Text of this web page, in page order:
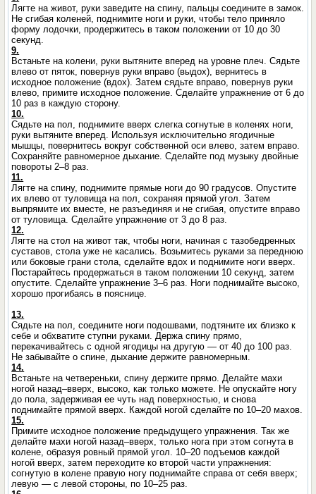
Лягте на живот, руки заведите на спину, пальцы соедините в замок.
Не сгибая коленей, поднимите ноги и руки, чтобы тело приняло
форму лодочки, продержитесь в таком положении от 10 до 30
секунд.
9.
Встаньте на колени, руки вытяните вперед на уровне плеч. Сядьте
влево от пяток, повернув руки вправо (выдох), вернитесь в
исходное положение (вдох). Затем сядьте вправо, повернув руки
влево, примите исходное положение. Сделайте упражнение от 6 до
10 раз в каждую сторону.
10.
Сядьте на пол, поднимите вверх слегка согнутые в коленях ноги,
руки вытяните вперед. Используя исключительно ягодичные
мышцы, повернитесь вокруг собственной оси влево, затем вправо.
Сохраняйте равномерное дыхание. Сделайте под музыку двойные
повороты 2–8 раз.
11.
Лягте на спину, поднимите прямые ноги до 90 градусов. Опустите
их влево от туловища на пол, сохраняя прямой угол. Затем
выпрямите их вместе, не разъединяя и не сгибая, опустите вправо
от туловища. Сделайте упражнение от 3 до 8 раз.
12.
Лягте на стол на живот так, чтобы ноги, начиная с тазобедренных
суставов, стола уже не касались. Возьмитесь руками за переднюю
или боковые грани стола, сделайте вдох и поднимите ноги вверх.
Постарайтесь продержаться в таком положении 10 секунд, затем
опустите. Сделайте упражнение 3–6 раз. Ноги поднимайте высоко,
хорошо прогибаясь в пояснице.
13.
Сядьте на пол, соедините ноги подошвами, подтяните их близко к
себе и обхватите ступни руками. Держа спину прямо,
перекачивайтесь с одной ягодицы на другую — от 40 до 100 раз.
Не забывайте о спине, дыхание держите равномерным.
14.
Встаньте на четвереньки, спину держите прямо. Делайте махи
ногой назад–вверх, высоко, как только можете. Не опускайте ногу
до пола, задерживая ее чуть над поверхностью, и снова
поднимайте прямой вверх. Каждой ногой сделайте по 10–20 махов.
15.
Примите исходное положение предыдущего упражнения. Так же
делайте махи ногой назад–вверх, только нога при этом согнута в
колене, образуя ровный прямой угол. 10–20 подъемов каждой
ногой вверх, затем переходите ко второй части упражнения:
согнутую в колене правую ногу поднимайте справа от себя вверх;
левую — с левой стороны, по 10–25 раз.